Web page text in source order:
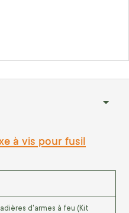
à vis pour fusil
d'armes à feu (Kit